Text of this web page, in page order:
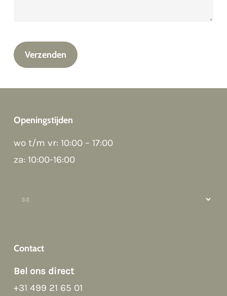
Openingstijden
wo t/m vr: 10:00 – 17:00
za: 10:00-16:00
Contact
Bel ons direct
+31 499 21 65 01
Hoi! Kunnen we ergens bij helpen?
How can we help?
Afspraak maken